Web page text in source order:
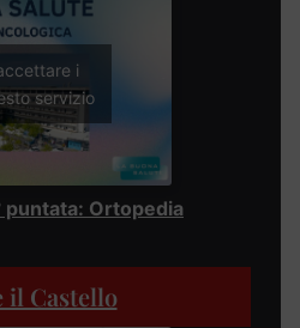
i
servizio
puntata: Ortopedia
il Castello